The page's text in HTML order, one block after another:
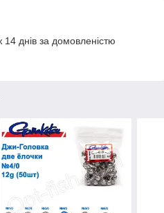
днів за домовленістю